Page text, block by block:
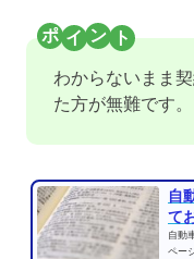
わからないまま
た方が無難です。
自
て
自動
ペー